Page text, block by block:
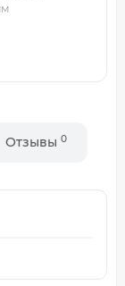
Отзывы 0